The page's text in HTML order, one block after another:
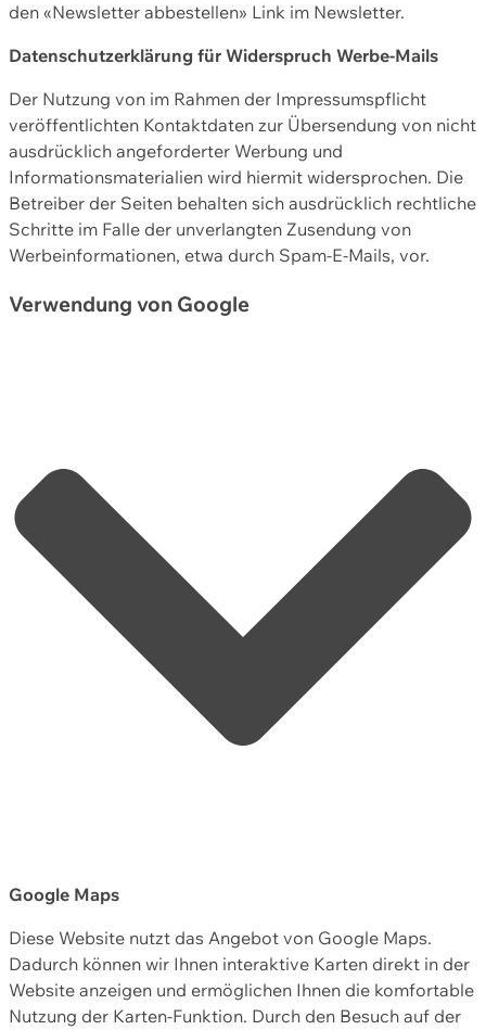
den «Newsletter abbestellen» Link im Newsletter.
Datenschutzerklärung für Widerspruch Werbe-Mails
Der Nutzung von im Rahmen der Impressumspflicht
veröffentlichten Kontaktdaten zur Übersendung von nicht
ausdrücklich angeforderter Werbung und
Informationsmaterialien wird hiermit widersprochen. Die
Betreiber der Seiten behalten sich ausdrücklich rechtliche
Schritte im Falle der unverlangten Zusendung von
Werbeinformationen, etwa durch Spam-E-Mails, vor.
Verwendung von Google
Google Maps
Diese Website nutzt das Angebot von Google Maps.
Dadurch können wir Ihnen interaktive Karten direkt in der
Website anzeigen und ermöglichen Ihnen die komfortable
Nutzung der Karten-Funktion. Durch den Besuch auf der